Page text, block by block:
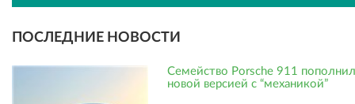
ПОСЛЕДНИЕ НОВОСТИ
Семейство Porsche 911
новой версией с “механикой”